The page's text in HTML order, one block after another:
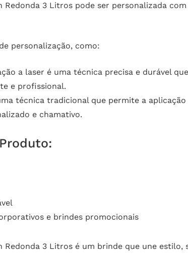
Redonda 3 Litros pode ser personalizada
personalização, como:
a laser é uma técnica precisa e durável
e profissional.
técnica tradicional que permite a
e chamativo.
e brindes promocionais
Redonda 3 Litros é um brinde que une